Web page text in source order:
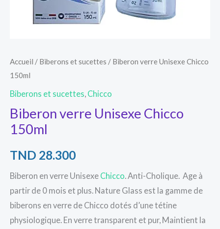
Accueil / Biberons et sucettes / Biberon verre Unisexe Chicco
150ml
Biberons et sucettes Chicco
Biberon verre Unisexe Chicco
150ml
TND 28.300
Biberon en verre Unisexe Chicco . Anti-Cholique. Age à
partir de 0 mois et plus. Nature Glass est la gamme de
biberons en verre de Chicco dotés d’une tétine
physiologique. En verre transparent et pur, Maintient la